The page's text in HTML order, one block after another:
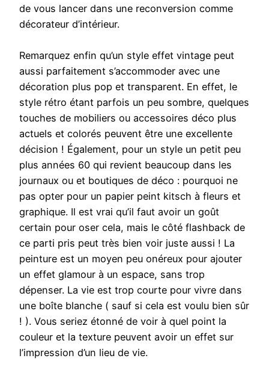
de vous lancer dans une reconversion comme
décorateur d’intérieur.
Remarquez enfin qu’un style effet vintage peut
aussi parfaitement s’accommoder avec une
décoration plus pop et transparent. En effet, le
style rétro étant parfois un peu sombre, quelques
touches de mobiliers ou accessoires déco plus
actuels et colorés peuvent être une excellente
décision ! Également, pour un style un petit peu
plus années 60 qui revient beaucoup dans les
journaux ou et boutiques de déco : pourquoi ne
pas opter pour un papier peint kitsch à fleurs et
graphique. Il est vrai qu’il faut avoir un goût
certain pour oser cela, mais le côté flashback de
ce parti pris peut très bien voir juste aussi ! La
peinture est un moyen peu onéreux pour ajouter
un effet glamour à un espace, sans trop
dépenser. La vie est trop courte pour vivre dans
une boîte blanche ( sauf si cela est voulu bien sûr
! ). Vous seriez étonné de voir à quel point la
couleur et la texture peuvent avoir un effet sur
l’impression d’un lieu de vie.